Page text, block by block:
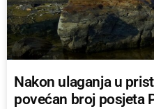
Nakon ulaganja u
povećan broj posjeta